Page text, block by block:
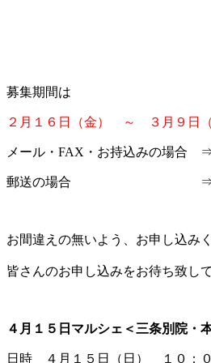
募集期間は
２月１６日（金） ～ ３月９日（
メール・FAX・お持込みの場合
郵送の場合
お間違えの無いよう、お申し込み
４月１５日マルシェ＜三条別院・
日時 ４月１５日（日） １０：０